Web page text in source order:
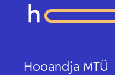
Hooandja MTÜ